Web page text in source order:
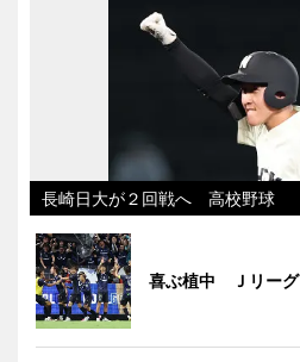
長崎日大が２回戦へ 高校野球
喜ぶ植中 Ｊリーグ